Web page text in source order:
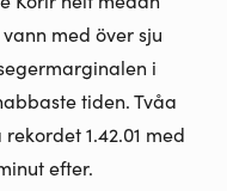
med över sju
i
tiden. Tvåa
1.42.01 med
efter.